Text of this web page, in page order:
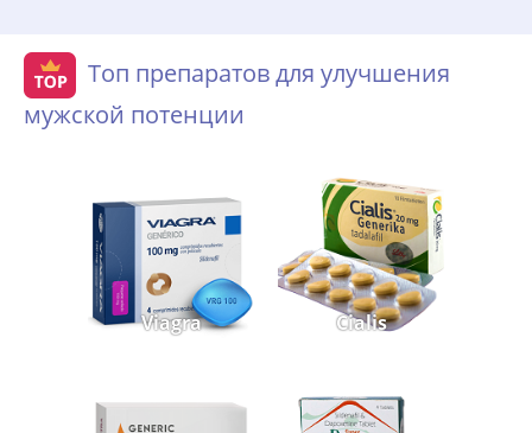
Топ препаратов для улучшения
мужской потенции
Viagra Cialis